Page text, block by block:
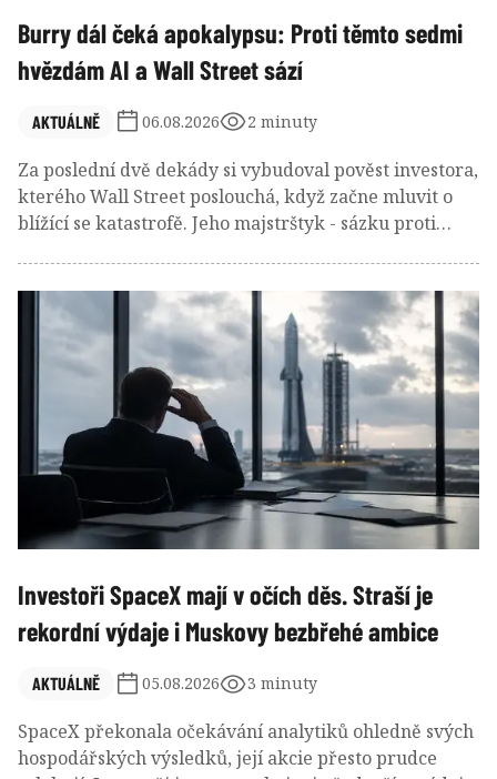
Burry dál čeká apokalypsu: Proti těmto sedmi
hvězdám AI a Wall Street sází
AKTUÁLNĚ 06.08.2026 2 minuty
Za poslední dvě dekády si vybudoval pověst investora,
kterého Wall Street poslouchá, když začne mluvit o
blížící se katastrofě. Jeho majstrštyk - sázku proti
pesimistický signál. Aktuální euforie je podle něj jen
předzvěstí prudkého obratu.
Investoři SpaceX mají v očích děs. Straší je
rekordní výdaje i Muskovy bezbřehé ambice
AKTUÁLNĚ 05.08.2026 3 minuty
SpaceX překonala očekávání analytiků ohledně svých
hospodářských výsledků, její akcie přesto prudce